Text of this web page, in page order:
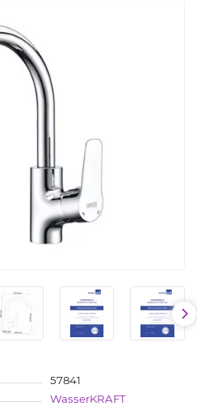
57841
WasserKRAFT